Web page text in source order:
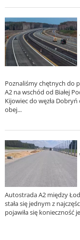
Poznaliśmy chętnych do
A2 na wschód od Białej
Kijowiec do węzła
obej...
Autostrada A2 między
stała się jednym z
pojawiła się konieczność